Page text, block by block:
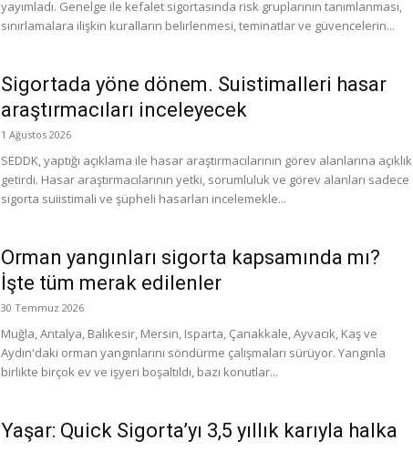
yayımladı. Genelge ile kefalet sigortasında risk gruplarının tanımlanması,
sınırlamalara ilişkin kuralların belirlenmesi, teminatlar ve güvencelerin...
Sigortada yöne dönem. Suistimalleri hasar
araştırmacıları inceleyecek
1 Ağustos 2026
SEDDK, yaptığı açıklama ile hasar araştırmacılarının görev alanlarına açıklık
getirdi. Hasar araştırmacılarının yetki, sorumluluk ve görev alanları sadece
sigorta suiistimali ve şüpheli hasarları incelemekle...
Orman yangınları sigorta kapsamında mı?
İşte tüm merak edilenler
30 Temmuz 2026
Muğla, Antalya, Balıkesir, Mersin, Isparta, Çanakkale, Ayvacık, Kaş ve
Aydın'daki orman yangınlarını söndürme çalışmaları sürüyor. Yangınla
birlikte birçok ev ve işyeri boşaltıldı, bazı konutlar...
Yaşar: Quick Sigorta’yı 3,5 yıllık karıyla halka